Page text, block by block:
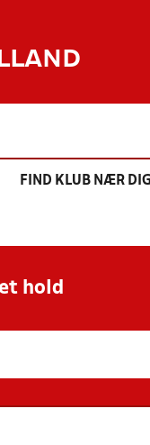
FIND KLUB NÆR
hold